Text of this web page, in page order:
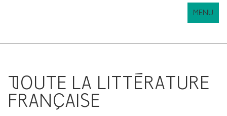
MENU
TOUTE LA LITTÉRATURE
FRANÇAISE